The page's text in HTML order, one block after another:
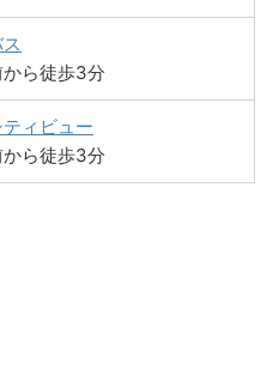
ら徒歩3分
ィビュー
ら徒歩3分